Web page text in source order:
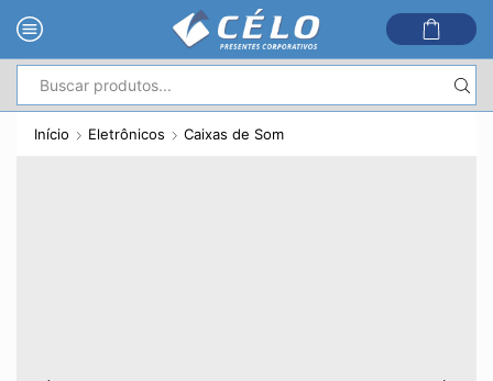
de
pesquisa
Início Eletrônicos Caixas de Som